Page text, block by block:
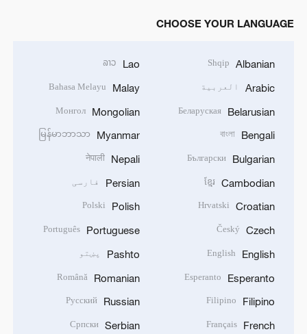
CHOOSE YOUR LANGUAGE
Albanian
Shqip
Arabic العربية
Belarusian
Беларуская
Bengali
বাংলা
Bulgarian
Български
Cambodian
ខ្មែរ
Croatian
Hrvatski
Czech
Český
English
English
Esperanto
Esperanto
Filipino
Filipino
French
Français
Lao
ລາວ
Malay
Bahasa Melayu
Mongolian
Монгол
Myanmar
မြန်မာဘာသာ
Nepali
नेपाली
Persian فارسی
Polish
Polski
Portuguese
Português
Pashto پښتو
Romanian
Română
Russian
Русский
Serbian
Српски